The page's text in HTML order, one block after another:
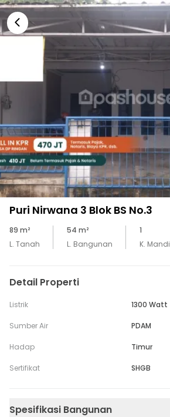
Puri Nirwana 3 Blok BS No.3
89 m²
L. Tanah
54 m²
L. Bangunan
1
K. Mandi
Detail Properti
Listrik 1300 Watt
Sumber Air PDAM
Hadap Timur
Sertifikat SHGB
Spesifikasi Bangunan